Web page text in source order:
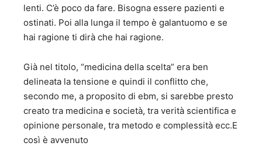
lenti. C’è poco da fare. Bisogna essere pazienti e
ostinati. Poi alla lunga il tempo è galantuomo e se
hai ragione ti dirà che hai ragione.
Già nel titolo, “medicina della scelta” era ben
delineata la tensione e quindi il conflitto che,
secondo me, a proposito di ebm, si sarebbe presto
creato tra medicina e società, tra verità scientifica e
opinione personale, tra metodo e complessità ecc.E
così è avvenuto